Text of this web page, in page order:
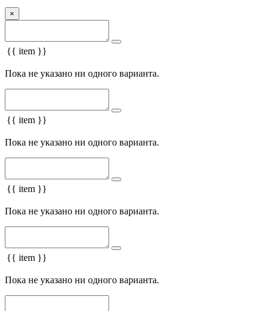
×
{{ item }}
Пока не указано ни одного варианта.
{{ item }}
Пока не указано ни одного варианта.
{{ item }}
Пока не указано ни одного варианта.
{{ item }}
Пока не указано ни одного варианта.